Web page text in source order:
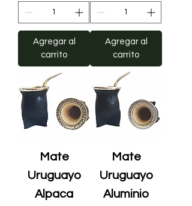
Agregar al
carrito
Agregar al
carrito
Mate
Uruguayo
Alpaca
Mate
Uruguayo
Aluminio